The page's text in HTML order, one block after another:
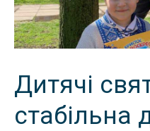
Дитячі
стабільна